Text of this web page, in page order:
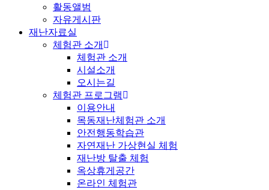
활동앨범
자유게시판
재난자료실
체험관 소개
체험관 소개
시설소개
오시는길
체험관 프로그램
이용안내
목동재난체험관 소개
안전행동학습관
자연재난 가상현실 체험
재난방 탈출 체험
옥상휴게공간
온라인 체험관